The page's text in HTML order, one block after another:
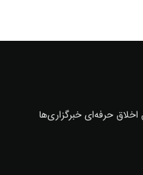
اخلاق حرفه‌ای خبرگزاری‌ها